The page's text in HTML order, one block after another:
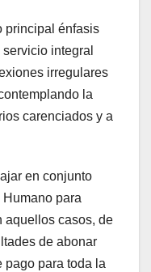
principal énfasis
integral
irregulares
la
carenciados y a
en conjunto
para
aquellos casos, de
de abonar
pago para toda la